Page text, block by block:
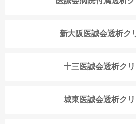
新大阪医誠会透析ク
十三医誠会透析ク
城東医誠会透析ク